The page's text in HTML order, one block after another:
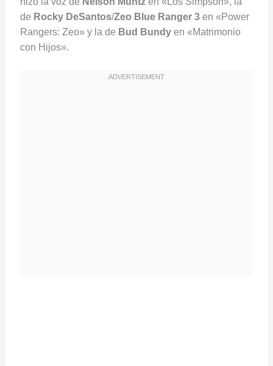
de Rocky DeSantos/Zeo Blue Ranger 3en «Power
Rangers: Zeo» y la de Bud Bundyen «Matrimonio
con Hijos».